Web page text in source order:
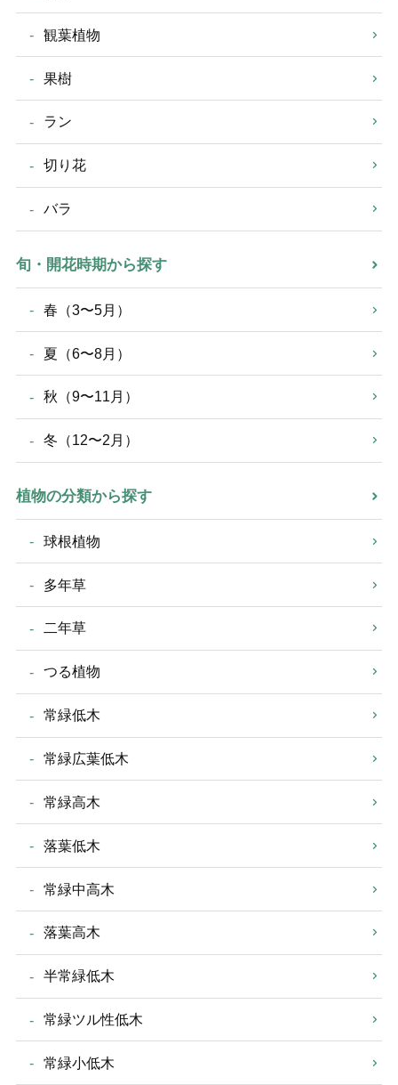
観葉植物
果樹
ラン
切り花
バラ
旬・開花時期から探す
春（3〜5月）
夏（6〜8月）
秋（9〜11月）
冬（12〜2月）
植物の分類から探す
球根植物
多年草
二年草
つる植物
常緑低木
常緑広葉低木
常緑高木
落葉低木
常緑中高木
落葉高木
半常緑低木
常緑ツル性低木
常緑小低木